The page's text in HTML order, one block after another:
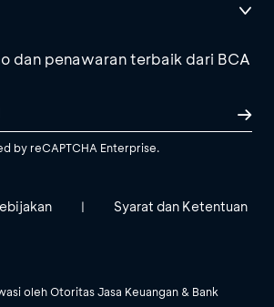
dan penawaran terbaik dari BCA
by reCAPTCHA Enterprise.
| Syarat dan Ketentuan
oleh Otoritas Jasa Keuangan & Bank